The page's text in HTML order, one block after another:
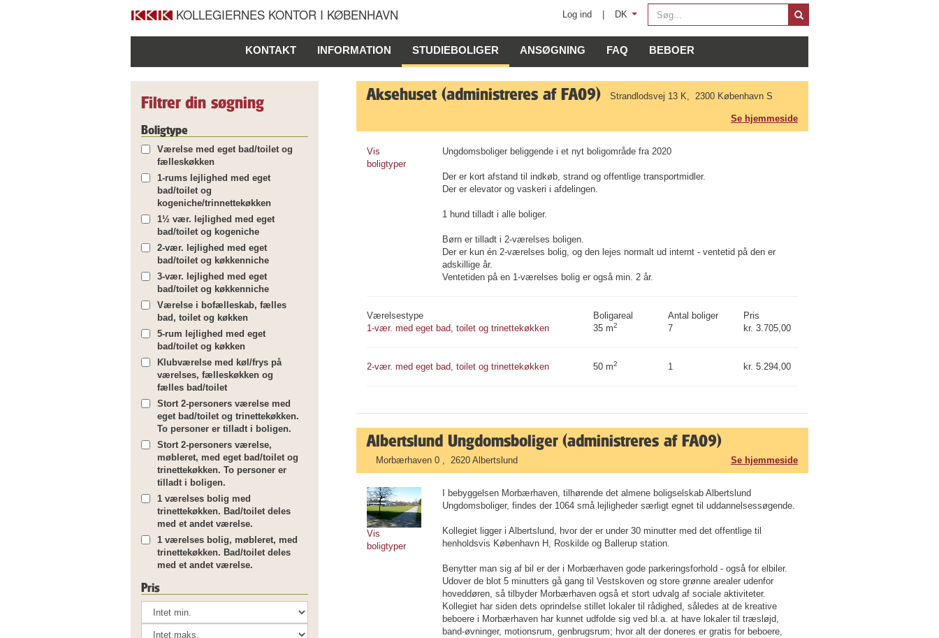
KOLLEGIERNES KONTOR I KØBENHAVN Log ind DK
Søg
KONTAKT INFORMATION STUDIEBOLIGER ANSØGNING FAQ BEBOER
Filtrer din søgning
Boligtype
Værelse med eget bad/toilet og
fælleskøkken
1-rums lejlighed med eget
bad/toilet og
kogeniche/trinnettekøkken
1½ vær. lejlighed med eget
bad/toilet og kogeniche
2-vær. lejlighed med eget
bad/toilet og køkkenniche
3-vær. lejlighed med eget
bad/toilet og køkkenniche
Værelse i bofælleskab, fælles
bad, toilet og køkken
5-rum lejlighed med eget
bad/toilet og køkken
Klubværelse med køl/frys på
værelses, fælleskøkken og
fælles bad/toilet
Stort 2-personers værelse med
eget bad/toilet og trinettekøkken.
To personer er tilladt i boligen.
Stort 2-personers værelse,
møbleret, med eget bad/toilet og
trinettekøkken. To personer er
tilladt i boligen.
1 værelses bolig med
trinettekøkken. Bad/toilet deles
med et andet værelse.
1 værelses bolig, møbleret, med
trinettekøkken. Bad/toilet deles
med et andet værelse.
Pris
Aksehuset (administreres af FA09) Strandlodsvej 13 K, 2300 København S
Se hjemmeside
Vis
boligtyper
Ungdomsboliger beliggende i et nyt boligområde fra 2020
Der er kort afstand til indkøb, strand og offentlige transportmidler.
Der er elevator og vaskeri i afdelingen.
1 hund tilladt i alle boliger.
Børn er tilladt i 2-værelses boligen.
Der er kun én 2-værelses bolig, og den lejes normalt ud internt - ventetid på den er
adskillige år.
Ventetiden på en 1-værelses bolig er også min. 2 år.
Værelsestype Boligareal Antal boliger
Pris
1-vær. med eget bad, toilet og trinettekøkken
35 m2 7 kr. 3.705,00
2-vær. med eget bad, toilet og trinettekøkken 50 m2 1 kr. 5.294,00
Albertslund Ungdomsboliger (administreres af FA09)
Morbærhaven 0 , 2620 Albertslund Se hjemmeside
Vis
boligtyper
I bebyggelsen Morbærhaven, tilhørende det almene boligselskab Albertslund
Ungdomsboliger, findes der 1064 små lejligheder særligt egnet til uddannelsessøgende.
Kollegiet ligger i Albertslund, hvor der er under 30 minutter med det offentlige til
henholdsvis København H, Roskilde og Ballerup station.
Benytter man sig af bil er der i Morbærhaven gode parkeringsforhold - også for elbiler.
Udover de blot 5 minutters gå gang til Vestskoven og store grønne arealer udenfor
hoveddøren, så tilbyder Morbærhaven også et stort udvalg af sociale aktiviteter.
Kollegiet har siden dets oprindelse stillet lokaler til rådighed, således at de kreative
beboere i Morbærhaven har kunnet udfolde sig ved bl.a. at have lokaler til træsløjd,
band-øvninger, motionsrum, genbrugsrum; hvor alt der doneres er gratis for beboere,